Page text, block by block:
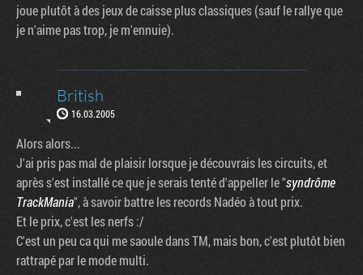
joue plutôt à des jeux de caisse plus classiques (sauf le rallye que
je n'aime pas trop, je m'ennuie).
British
16.03.2005
Alors alors...
J'ai pris pas mal de plaisir lorsque je découvrais les circuits, et
après s'est installé ce que je serais tenté d'appeller le "syndrôme
TrackMania", à savoir battre les records Nadéo à tout prix.
Et le prix, c'est les nerfs :/
C'est un peu ca qui me saoule dans TM, mais bon, c'est plutôt bien
rattrapé par le mode multi.